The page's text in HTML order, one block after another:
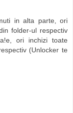
in alta parte, ori
folder-ul respectiv
ori inchizi toate
(Unlocker te